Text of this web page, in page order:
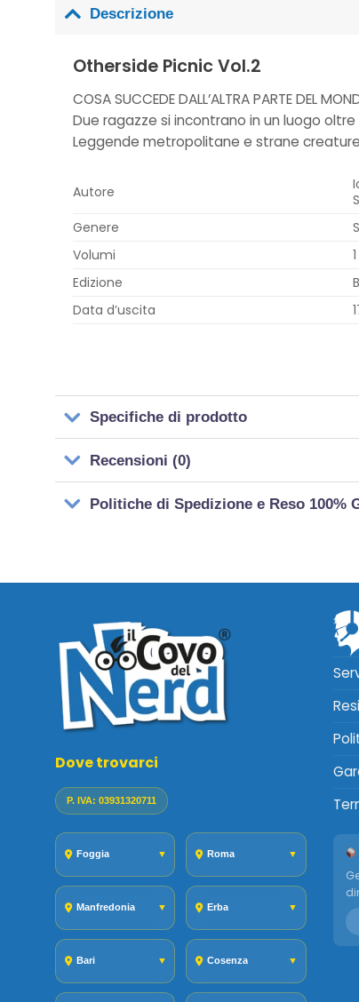
Descrizione
Otherside Picnic Vol.2
COSA SUCCEDE DALL’ALTRA PARTE DEL
Due ragazze si incontrano in un luogo
Leggende metropolitane e strane
Autore
Genere
Volumi
Edizione
Data d’uscita
Specifiche di prodotto
Recensioni (0)
Politiche di Spedizione e Reso 100%
Dove trovarci
P. IVA: 03931320711
Foggia ▼ Roma ▼
Manfredonia ▼ Erba ▼
Bari ▼ Cosenza ▼